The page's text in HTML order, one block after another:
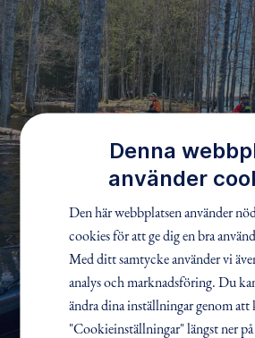
Denna
använder
Den här webbplatsen använder
cookies för att ge dig en bra
Med ditt samtycke använder vi
analys och marknadsföring. Du
ändra dina inställningar genom att
"Cookieinställningar" längst ner på